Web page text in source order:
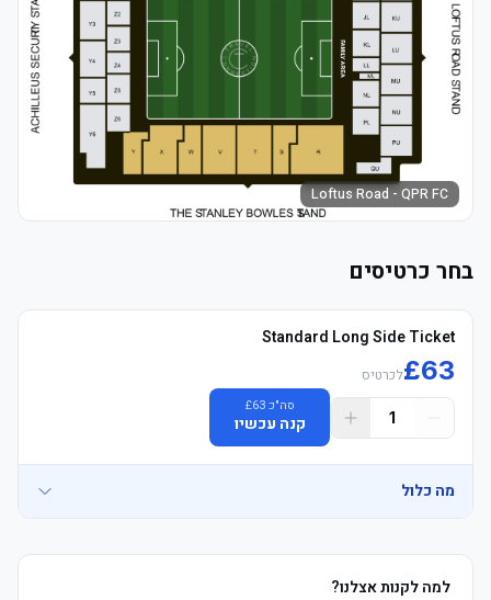
Loftus Road - QPR FC
בחר כרטיסים
Standard Long Side Ticket
£63 לכרטיס
1
סה"כ £63
קנה עכשיו
מה כלול
למה לקנות אצלנו?